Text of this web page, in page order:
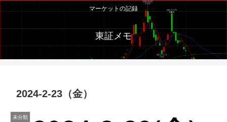
マーケットの記録
東証メモ
2024-2-23（金）
未分類